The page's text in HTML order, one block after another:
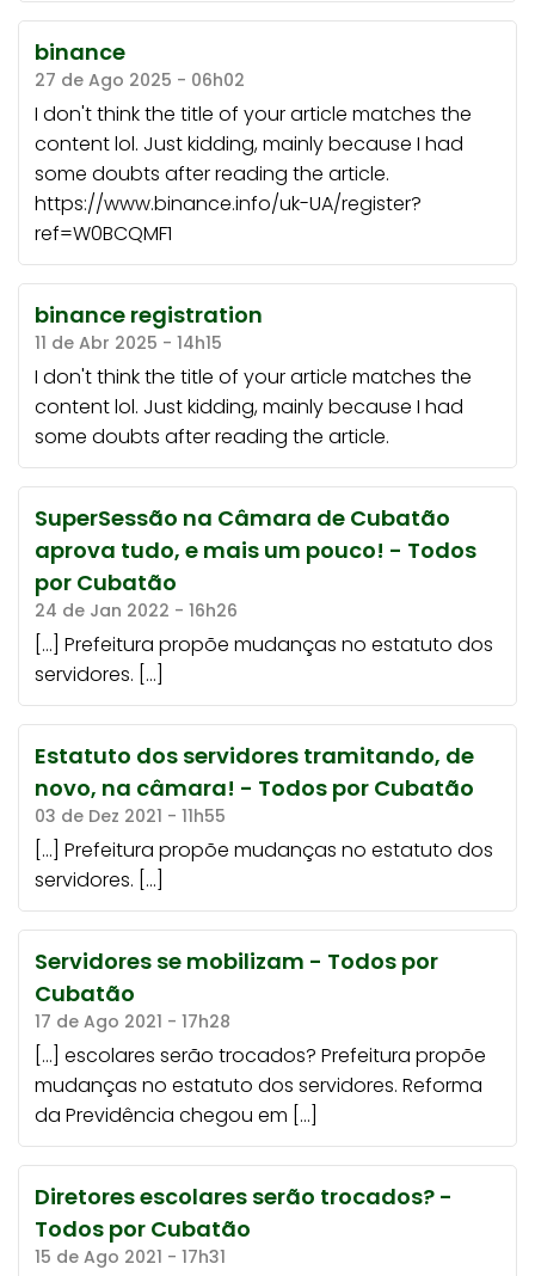
binance
27 de Ago 2025 - 06h02
I don't think the title of your article matches the
content lol. Just kidding, mainly because I had
some doubts after reading the article.
https://www.binance.info/uk-UA/register?
ref=W0BCQMF1
binance registration
11 de Abr 2025 - 14h15
I don't think the title of your article matches the
content lol. Just kidding, mainly because I had
some doubts after reading the article.
SuperSessão na Câmara de Cubatão
aprova tudo, e mais um pouco! - Todos
por Cubatão
24 de Jan 2022 - 16h26
[…] Prefeitura propõe mudanças no estatuto dos
servidores. […]
Estatuto dos servidores tramitando, de
novo, na câmara! - Todos por Cubatão
03 de Dez 2021 - 11h55
[…] Prefeitura propõe mudanças no estatuto dos
servidores. […]
Servidores se mobilizam - Todos por
Cubatão
17 de Ago 2021 - 17h28
[…] escolares serão trocados? Prefeitura propõe
mudanças no estatuto dos servidores. Reforma
da Previdência chegou em […]
Diretores escolares serão trocados? -
Todos por Cubatão
15 de Ago 2021 - 17h31